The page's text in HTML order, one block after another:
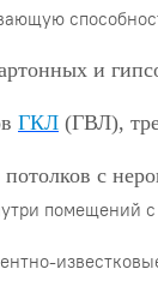
и
ГКЛ (ГВЛ),
с
помещений с